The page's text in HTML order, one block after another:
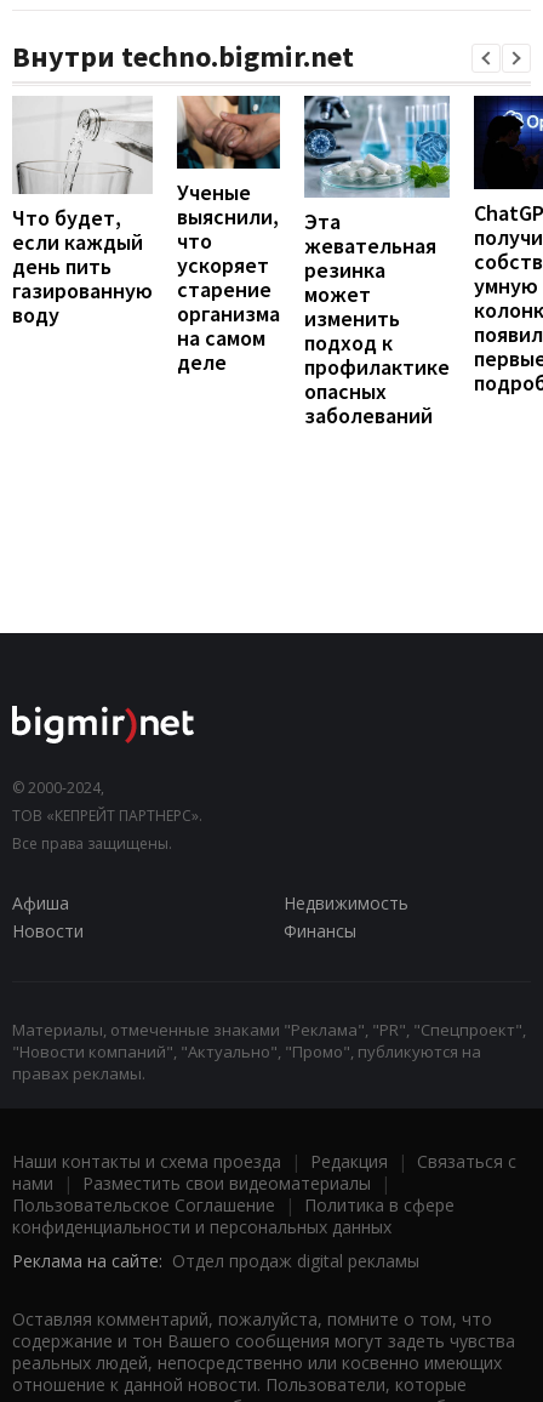
Внутри techno.bigmir.net
Что будет,
если каждый
день пить
газированную
воду
Ученые
выяснили,
что
ускоряет
старение
организма
на самом
деле
Эта
жевательная
резинка
может
изменить
подход к
профилактике
опасных
заболеваний
умную
© 2000-2024,
ТОВ «КЕПРЕЙТ ПАРТНЕРС».
Все права защищены.
Афиша
Недвижимость
Новости
Финансы
Материалы, отмеченные знаками "Реклама", "PR", "Спецпроект",
"Новости компаний", "Актуально", "Промо", публикуются на
правах рекламы.
Наши контакты и схема проезда | Редакция | Связаться с
нами | Разместить свои видеоматериалы |
Пользовательское Соглашение |
Политика в сфере
конфиденциальности и персональных данных
Реклама на сайте: Отдел продаж digital рекламы
Оставляя комментарий, пожалуйста, помните о том, что
содержание и тон Вашего сообщения могут задеть чувства
реальных людей, непосредственно или косвенно имеющих
отношение к данной новости. Пользователи, которые